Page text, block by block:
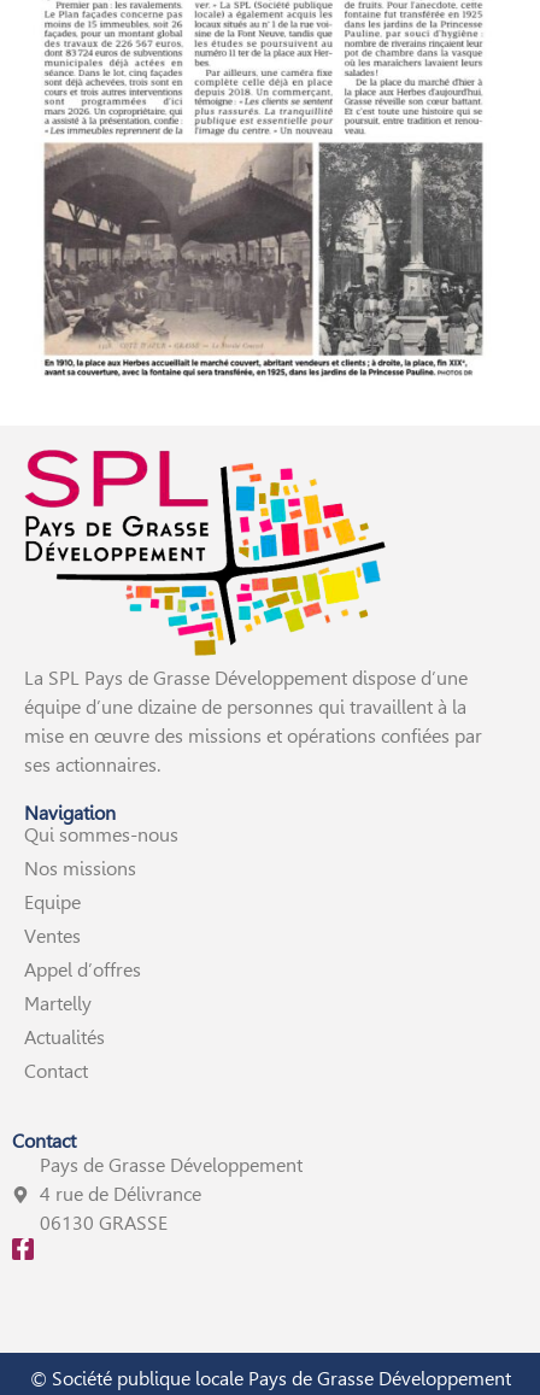
La SPL Pays de Grasse Développement dispose d’une
équipe d’une dizaine de personnes qui travaillent à la
mise en œuvre des missions et opérations confiées par
ses actionnaires.
Navigation
Qui sommes-nous
Nos missions
Equipe
Ventes
Appel d’offres
Martelly
Actualités
Contact
Contact
Pays de Grasse Développement
4 rue de Délivrance
06130 GRASSE
© Société publique locale Pays de Grasse Développement